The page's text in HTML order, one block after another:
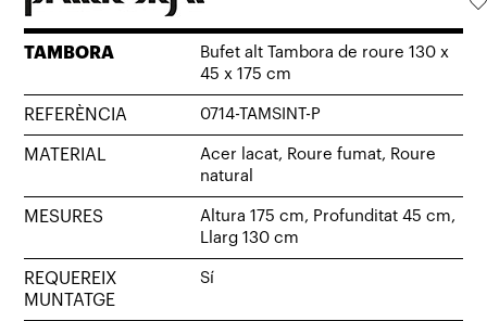
TAMBORA
Bufet alt Tambora de roure 130 x
45 x 175 cm
REFERÈNCIA 0714-TAMSINT-P
MATERIAL
Acer lacat, Roure fumat, Roure
natural
MESURES
Altura 175 cm, Profunditat 45 cm,
Llarg 130 cm
REQUEREIX
MUNTATGE
Sí